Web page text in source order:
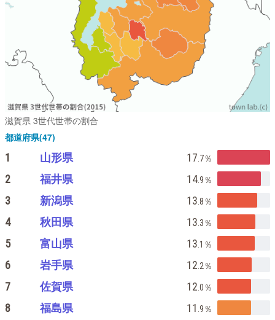
滋賀県 3世代世帯の割合
都道府県(47)
1 山形県 17 .7％
2 福井県 14.9％
3 新潟県 13 .8％
4 秋田県 13 .3％
5 富山県 13 .1 ％
6 岩手県 12 .2％
7 佐賀県 12 .0％
8 福島県 11 .9％